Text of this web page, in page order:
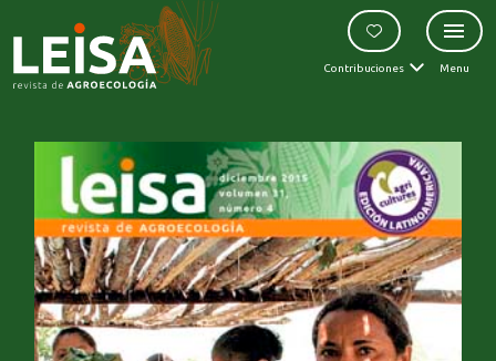
Contribuciones Menu